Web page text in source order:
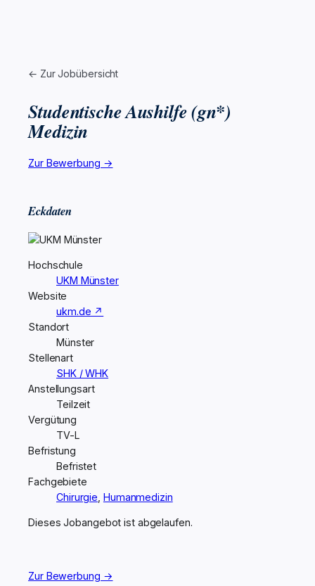
← Zur Jobübersicht
Studentische Aushilfe (gn*)
Medizin
Zur Bewerbung →
Eckdaten
Hochschule
UKM Münster
Website
ukm.de ↗
Standort
Münster
Stellenart
SHK / WHK
Anstellungsart
Teilzeit
Vergütung
TV-L
Befristung
Befristet
Fachgebiete
Chirurgie Humanmedizin
Dieses Jobangebot ist abgelaufen.
Zur Bewerbung →